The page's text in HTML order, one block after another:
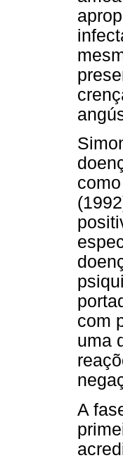
com
uma
A